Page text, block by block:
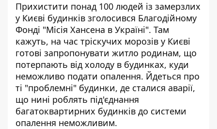
Прихистити понад 100 людей із замерзлих
у Києві будинків зголосився Благодійному
Фонді "Місія Хансена в Україні". Там
кажуть, на час тріскучих морозів у Києві
готові запропонувати житло родинам, що
потерпають від холоду в будинках, куди
неможливо подати опалення. Йдеться про
ті "проблемні" будинки, де сталися аварії,
що нині роблять під'єднання
багатоквартирних будинків до системи
опалення неможливим.